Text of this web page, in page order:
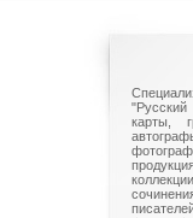
"Русский
карты,